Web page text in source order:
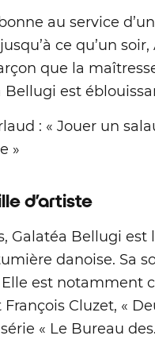
au service
ce qu’un
que la
Bellugi est
: « Jouer un
»
d’artiste
Galatéa Bellugi
danoise. Sa
est notamment
François Cluzet, «
« Le Bureau